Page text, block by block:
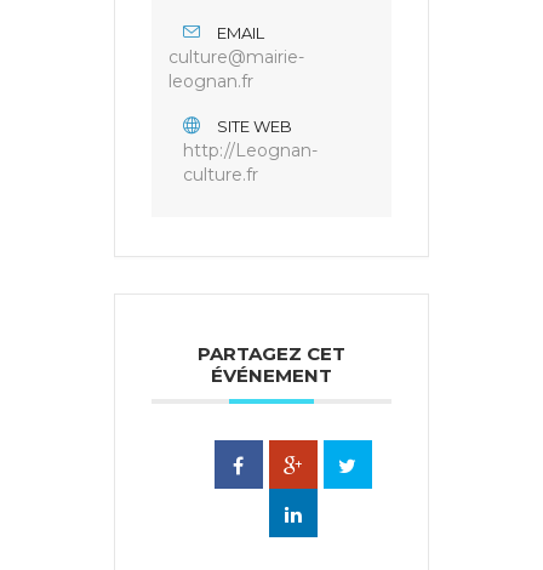
EMAIL
culture@mairie-
leognan.fr
SITE WEB
http://Leognan-
culture.fr
PARTAGEZ CET
ÉVÉNEMENT